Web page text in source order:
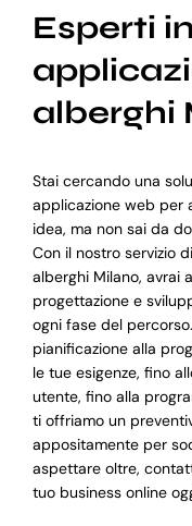
Esperti
alberghi
Stai cercando una
applicazione web per
idea, ma non sai da
Con il nostro servizio
alberghi Milano, avrai
progettazione e
ogni fase del
pianificazione alla
le tue esigenze, fino
utente, fino alla
ti offriamo un
appositamente per
aspettare oltre,
tuo business online